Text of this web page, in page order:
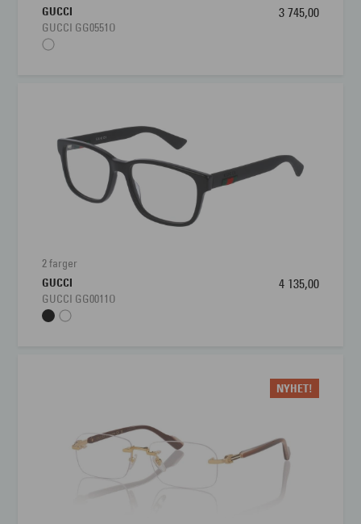
GUCCI
GUCCI GG0551O
3 745,00
2 farger
GUCCI
GUCCI GG0011O
4 135,00
NYHET!